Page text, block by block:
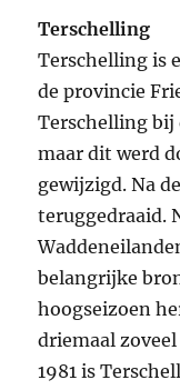
c
e
b
o
o
k
i
t
t
e
r
a
i
l
Terschelling
Terschelling is
de provincie
Terschelling
maar dit werd
gewijzigd. Na
teruggedraaid.
belangrijke
hoogseizoen
driemaal
1981 is